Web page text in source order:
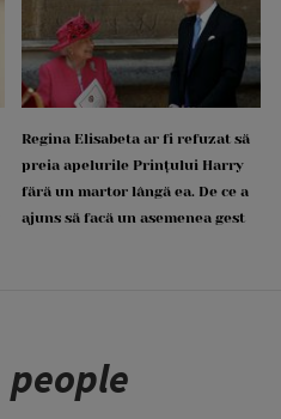
Regina Elisabeta ar fi refuzat să
preia apelurile Prințului Harry
fără un martor lângă ea. De ce a
ajuns să facă un asemenea gest
people